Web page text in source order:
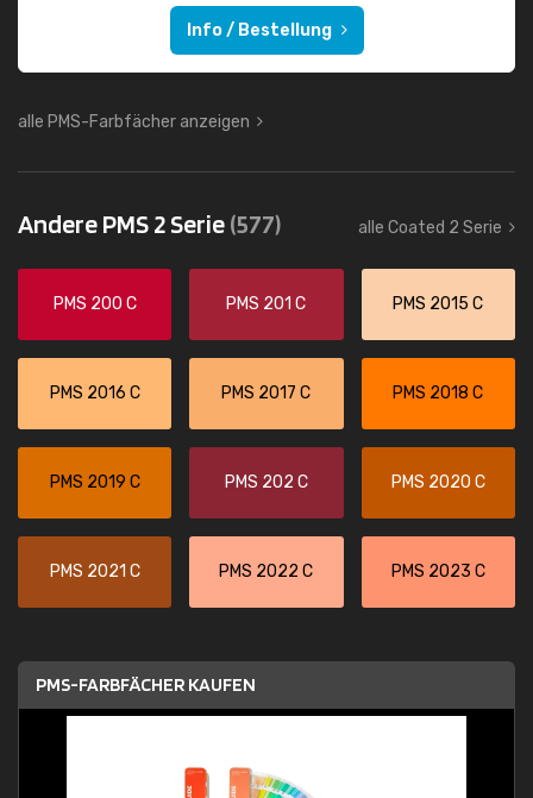
Info / Bestellung
alle PMS-Farbfächer anzeigen
Andere PMS 2 Serie(577) alle Coated 2 Serie
PMS 200 C PMS 201 C PMS 2015 C
PMS 2016 C PMS 2017 C PMS 2018 C
PMS 2019 C PMS 202 C PMS 2020 C
PMS 2021 C PMS 2022 C PMS 2023 C
PMS-FARBFÄCHER KAUFEN